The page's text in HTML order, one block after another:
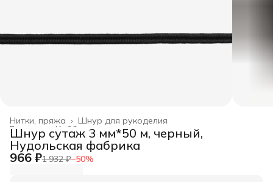
Шнур для рукоделия
Нитки, пряжа ›
Хобби и творчество ›
Главная
Шнур сутаж 3 мм*50 м, черный,
Нудольская фабрика
966 ₽1 932 ₽−50%